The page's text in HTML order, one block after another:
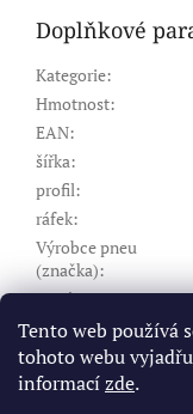
Tento web používá
tohoto webu
informacízde.
Doplňkové
Kategorie:
Hmotnost:
EAN:
šířka:
profil:
ráfek:
Výrobce pneu
(značka):
Dezén:
Index nosnosti (LI):
Rychlostní index (SI):